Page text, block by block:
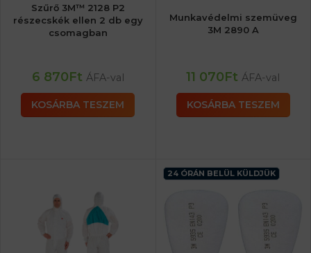
Szűrő 3M™ 2128 P2
részecskék ellen 2 db egy
csomagban
6 870Ft ÁFA-val
KOSÁRBA TESZEM
Munkavédelmi szemüveg
3M 2890 A
11 070Ft ÁFA-val
KOSÁRBA TESZEM
24 ÓRÁN BELÜL KÜLDJÜK